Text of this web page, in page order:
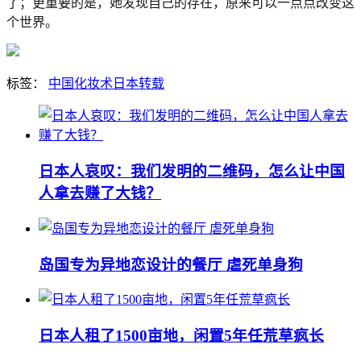
了；更重要的是，她发现自己的存在，原来可以一点点改变这
个世界。
标签： 中国化妆术 日本转载
日本人哀叹：我们发明的二维码，怎么让中国
人拿去赚了大钱？
岛国专为异地恋设计的餐厅 虐死单身狗
日本人租了1500亩地，闲置5年任荒草疯长